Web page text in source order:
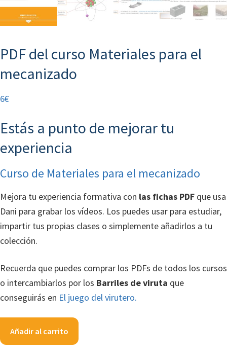
PDF del curso Materiales para el
mecanizado
6€
Estás a punto de mejorar tu
experiencia
Curso de Materiales para el mecanizado
Mejora tu experiencia formativa con las fichas PDF que usa
Dani para grabar los vídeos. Los puedes usar para estudiar,
impartir tus propias clases o simplemente añadirlos a tu
colección.
Recuerda que puedes comprar los PDFs de todos los cursos
o intercambiarlos por los Barriles de viruta que
conseguirás en El juego del virutero.
del
Añadir al carrito